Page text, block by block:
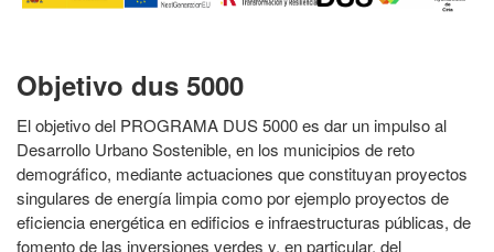
Objetivo dus 5000
El objetivo del PROGRAMA DUS 5000 es dar un impulso al
Desarrollo Urbano Sostenible, en los municipios de reto
demográfico, mediante actuaciones que constituyan proyectos
singulares de energía limpia como por ejemplo proyectos de
eficiencia energética en edificios e infraestructuras públicas, de
fomento de las inversiones verdes y, en particular, del